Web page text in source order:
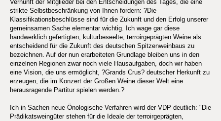
Vernunft der Mitglieder bei den Entscheidungen des Tages, die eine
strikte Selbstbeschränkung von Ihnen fordern: ?Die
Klassifikationsbeschlüsse sind für die Zukunft und den Erfolg unserer
gemeinsamen Sache elementar wichtig. Ich wage gar diese
handwerklich gefertigten, kulturbeseelte, terroirgeprägten Weine als
entscheidend für die Zukunft des deutschen Spitzenweinbaus zu
bezeichnen. Auf der nun erarbeiteten Grundlage bleiben uns in den
einzelnen Regionen zwar noch viele Hausaufgaben, doch wir haben
eine Vision, die uns ermöglicht, ?Grands Crus? deutscher Herkunft zu
erzeugen, die im Konzert der Großen Weine dieser Welt eine
herausragende Partitur spielen werden.?
Ich in Sachen neue Önologische Verfahren wird der VDP deutlich: "Die
Prädikatsweingüter stehen für die Ideale der terroirgeprägten,